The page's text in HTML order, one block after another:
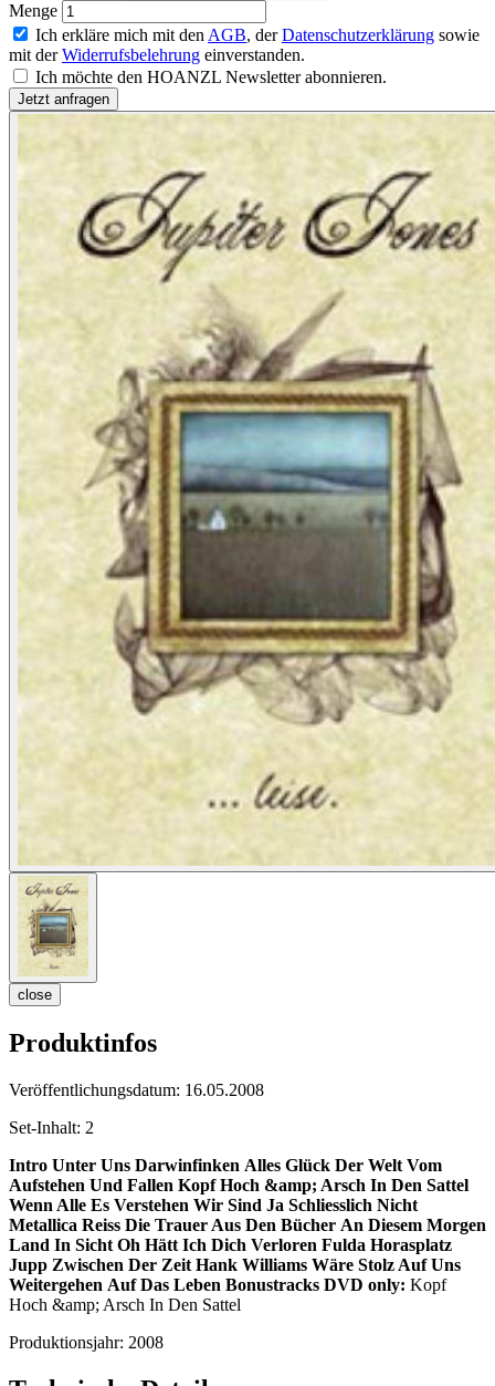
Menge
Ich erkläre mich mit den AGB, derDatenschutzerklärung sowie
mit derWiderrufsbelehrung einverstanden.
Ich möchte den HOANZL Newsletter abonnieren.
close
Produktinfos
Veröffentlichungsdatum: 16.05.2008
Set-Inhalt: 2
Intro Unter Uns Darwinfinken Alles Glück Der Welt Vom
Aufstehen Und Fallen Kopf Hoch &amp; Arsch In Den Sattel
Wenn Alle Es Verstehen Wir Sind Ja Schliesslich Nicht
Metallica Reiss Die Trauer Aus Den Bücher An Diesem Morgen
Land In Sicht Oh Hätt Ich Dich Verloren Fulda Horasplatz
Jupp Zwischen Der Zeit Hank Williams Wäre Stolz Auf Uns
Weitergehen Auf Das Leben Bonustracks DVD only: Kopf
Hoch &amp; Arsch In Den Sattel
Produktionsjahr: 2008